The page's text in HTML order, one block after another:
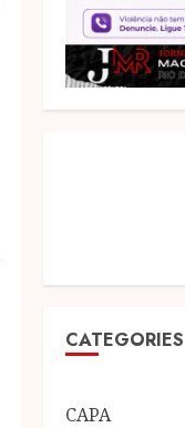
CATEGORIES
CAPA